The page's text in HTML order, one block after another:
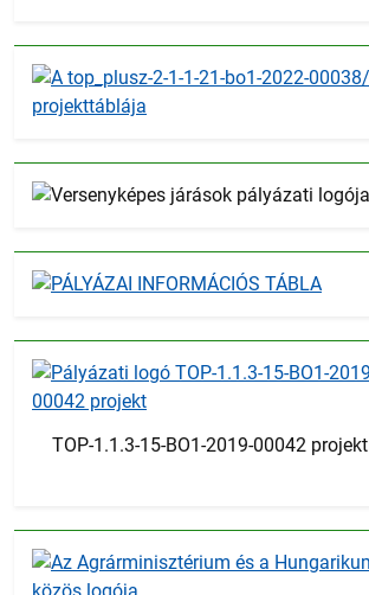
TOP-1.1.3-15-BO1-2019-00042 projekt